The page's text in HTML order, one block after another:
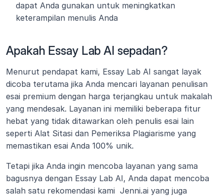
dapat Anda gunakan untuk meningkatkan
keterampilan menulis Anda
Apakah Essay Lab AI sepadan?
Menurut pendapat kami, Essay Lab AI sangat layak
dicoba terutama jika Anda mencari layanan penulisan
esai premium dengan harga terjangkau untuk makalah
yang mendesak. Layanan ini memiliki beberapa fitur
hebat yang tidak ditawarkan oleh penulis esai lain
seperti Alat Sitasi dan Pemeriksa Plagiarisme yang
memastikan esai Anda 100% unik.
Tetapi jika Anda ingin mencoba layanan yang sama
bagusnya dengan Essay Lab AI, Anda dapat mencoba
salah satu rekomendasi kami Jenni.ai yang juga